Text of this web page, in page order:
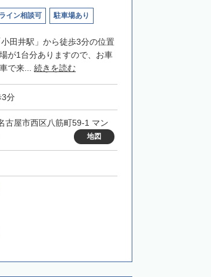
イン相談可 駐車場あり
田井駅」から徒歩3分の位置
が1台分ありますので、お車
で来... 続きを読む
3分
古屋市西区八筋町59-1 マン
地図